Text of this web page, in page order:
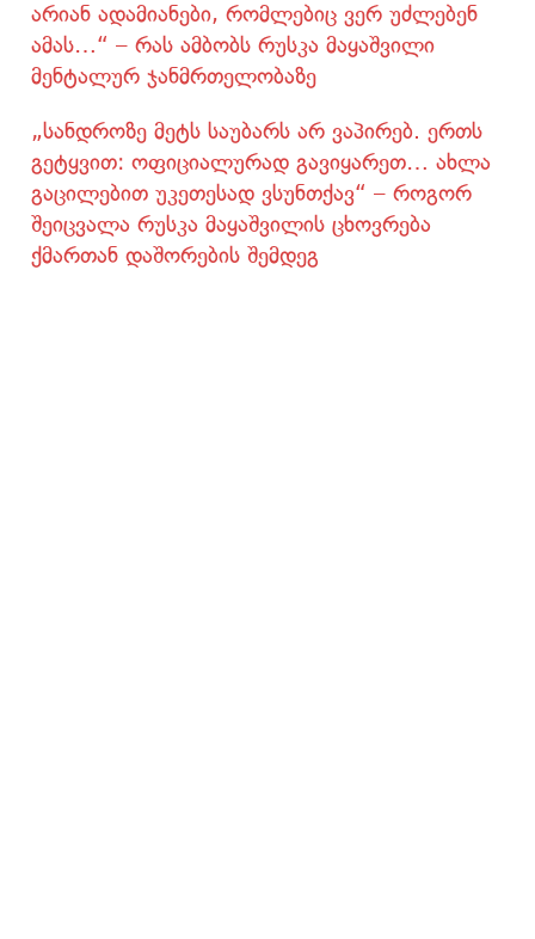
არიან ადამიანები, რომლებიც ვერ უძლებენ
ამას…“ – რას ამბობს რუსკა მაყაშვილი
მენტალურ ჯანმრთელობაზე
„სანდროზე მეტს საუბარს არ ვაპირებ. ერთს
გეტყვით: ოფიციალურად გავიყარეთ… ახლა
გაცილებით უკეთესად ვსუნთქავ“ – როგორ
შეიცვალა რუსკა მაყაშვილის ცხოვრება
ქმართან დაშორების შემდეგ